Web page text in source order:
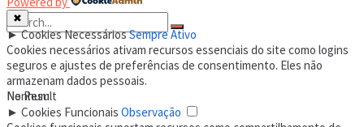
No Result
✖
►Cookies NecessáriosSempre Ativo
Cookies necessários ativam recursos essenciais do site como logins
seguros e ajustes de preferências de consentimento. Eles não
armazenam dados pessoais.
Nenhum
► Cookies Funcionais Observação